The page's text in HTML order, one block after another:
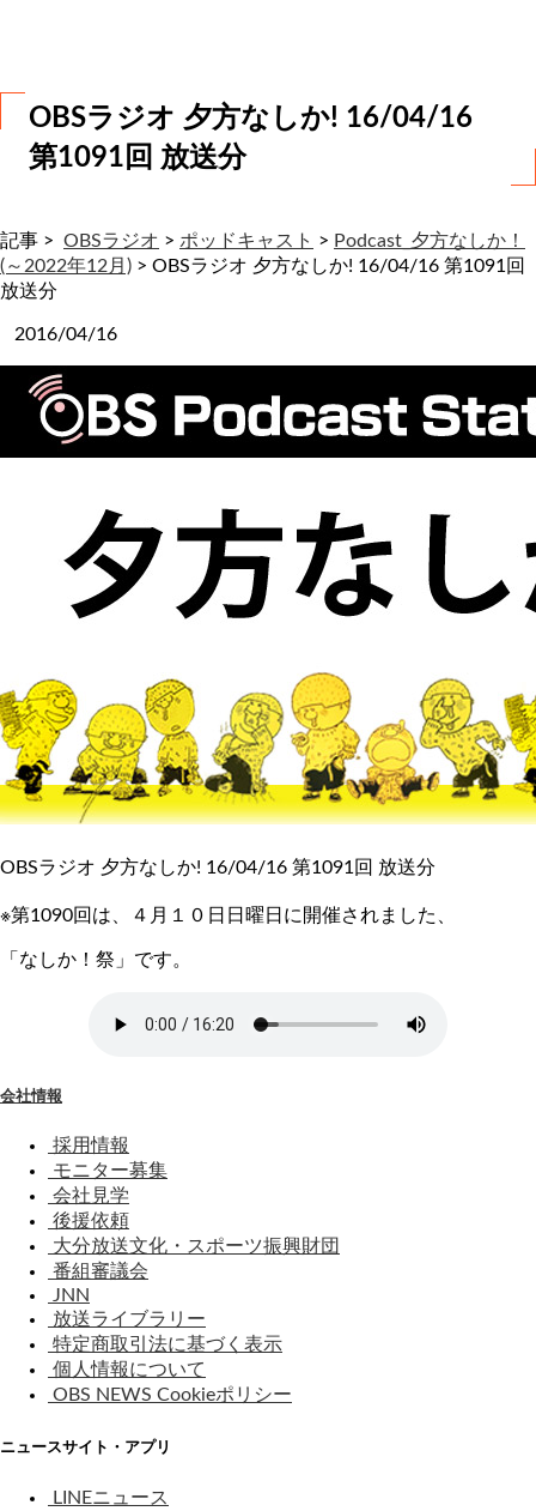
OBSラジオ 夕方なしか! 16/04/16
第1091回 放送分
記事 > OBSラジオ > ポッドキャスト > Podcast_夕方なしか！
(～2022年12月) > OBSラジオ 夕方なしか! 16/04/16 第1091回
放送分
2016/04/16
OBSラジオ 夕方なしか! 16/04/16 第1091回 放送分
※第1090回は、４月１０日日曜日に開催されました、
「なしか！祭」です。
会社情報
採用情報
モニター募集
会社見学
後援依頼
大分放送文化・スポーツ振興財団
番組審議会
JNN
放送ライブラリー
特定商取引法に基づく表示
個人情報について
OBS NEWS Cookieポリシー
ニュースサイト・アプリ
LINEニュース